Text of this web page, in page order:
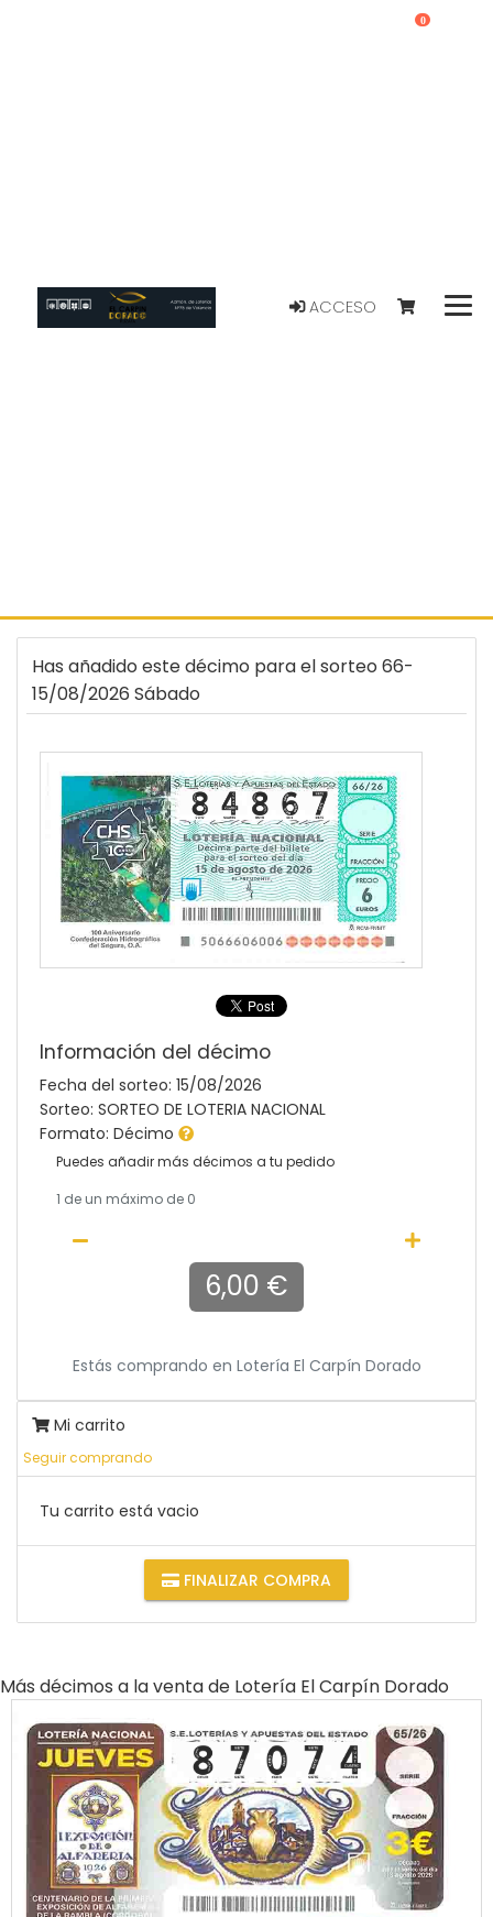
ACCESO
0
Has añadido este décimo para el sorteo 66-
15/08/2026 Sábado
Información del décimo
Fecha del sorteo: 15/08/2026
Sorteo: SORTEO DE LOTERIA NACIONAL
Formato: Décimo
Puedes añadir más décimos a tu pedido
1 de un máximo de 0
6,00 €
Estás comprando en Lotería El Carpín Dorado
Mi carrito
Seguir comprando
Tu carrito está vacio
FINALIZAR COMPRA
Más décimos a la venta de Lotería El Carpín Dorado